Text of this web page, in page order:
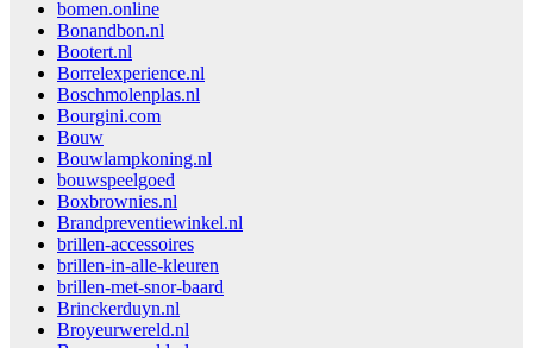
bomen.online
Bonandbon.nl
Bootert.nl
Borrelexperience.nl
Boschmolenplas.nl
Bourgini.com
Bouw
Bouwlampkoning.nl
bouwspeelgoed
Boxbrownies.nl
Brandpreventiewinkel.nl
brillen-accessoires
brillen-in-alle-kleuren
brillen-met-snor-baard
Brinckerduyn.nl
Broyeurwereld.nl